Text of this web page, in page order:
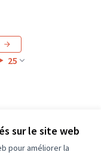
sur le site web
pour améliorer la
25